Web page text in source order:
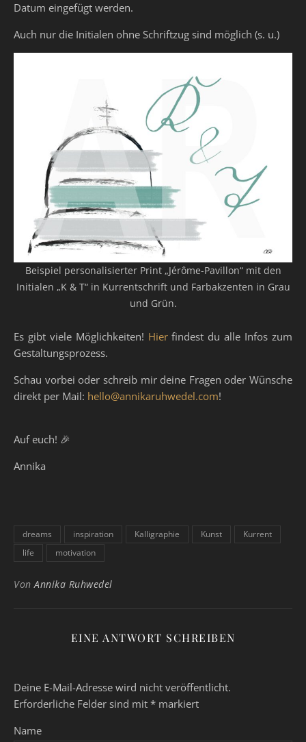
Datum eingefügt werden.
Auch nur die Initialen ohne Schriftzug sind möglich (s. u.)
Beispiel personalisierter Print „Jérôme-Pavillon“ mit den
Initialen „K & T“ in Kurrentschrift und Farbakzenten in Grau
und Grün.
Es gibt viele Möglichkeiten! Hierfindest du alle Infos zum
Gestaltungsprozess.
Schau vorbei oder schreib mir deine Fragen oder Wünsche
direkt per Mail: hello@annikaruhwedel.com!
Auf euch! 🎉
Annika
dreams inspiration Kalligraphie Kunst
Kurrent
life
motivation
VonAnnika Ruhwedel
EINE ANTWORT SCHREIBEN
Deine E-Mail-Adresse wird nicht veröffentlicht.
Erforderliche Felder sind mit * markiert
Name